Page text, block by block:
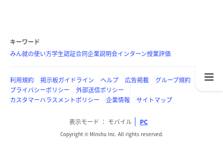
キーワード
みん就の使い方学生認証合同企業説明会インターン授業評価
利用規約 掲示板ガイドライン ヘルプ 広告掲載
グループ規約
プライバシーポリシー
外部送信ポリシー
カスタマーハラスメントポリシー
企業情報 サイトマップ
表示モード モバイル PC
Copyright © Minshu Inc. All rights reserved.